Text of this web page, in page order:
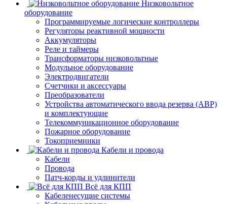
Низковольтное
оборудование
Программируемые логические контроллеры
Регуляторы реактивной мощности
Аккумуляторы
Реле и таймеры
Трансформаторы низковольтные
Модульное оборудование
Электродвигатели
Счетчики и аксессуары
Преобразователи
Устройства автоматического ввода резерва (АВР)
и комплектующие
Телекоммуникационное оборудование
Пожарное оборудование
Токоприемники
Кабели и провода
Кабели
Провода
Патч-корды и удлинители
Всё для КПП
Кабеленесущие системы